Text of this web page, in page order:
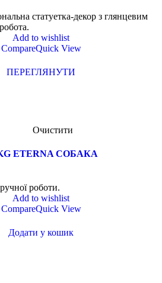
статуетка-декор з глянцевим
Add to wishlist
CompareQuick View
ПЕРЕГЛЯНУТИ
Очистити
ETERNA СОБАКА
роботи.
Add to wishlist
CompareQuick View
Додати у кошик